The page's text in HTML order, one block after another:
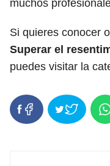
muchos
Si quieres conocer
Superar el
puedes visitar la